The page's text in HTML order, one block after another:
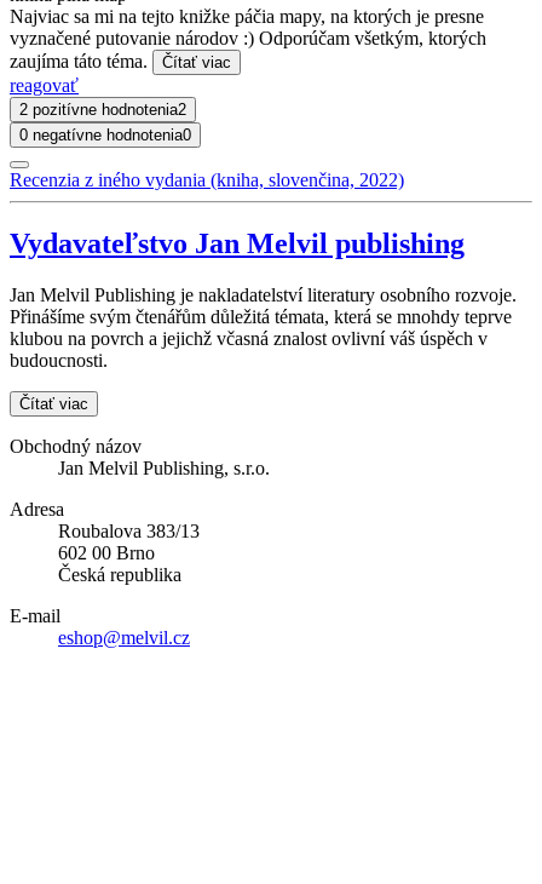
Najviac sa mi na tejto knižke páčia mapy, na ktorých je presne
vyznačené putovanie národov :) Odporúčam všetkým, ktorých
zaujíma táto téma.
Čítať viac
reagovať
2 pozitívne hodnotenia2
0 negatívne hodnotenia0
Recenzia z iného vydania (kniha, slovenčina, 2022)
Vydavateľstvo Jan Melvil publishing
Jan Melvil Publishing je nakladatelství literatury osobního rozvoje.
Přinášíme svým čtenářům důležitá témata, která se mnohdy teprve
klubou na povrch a jejichž včasná znalost ovlivní váš úspěch v
budoucnosti.
Čítať viac
Obchodný názov
Jan Melvil Publishing, s.r.o.
Adresa
Roubalova 383/13
602 00 Brno
Česká republika
E-mail
eshop@melvil.cz